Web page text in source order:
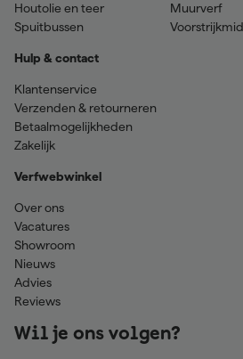
Houtolie en teer
Spuitbussen
Muurverf
Hulp & contact
Klantenservice
Verzenden & retourneren
Betaalmogelijkheden
Zakelijk
Verfwebwinkel
Over ons
Vacatures
Showroom
Nieuws
Advies
Reviews
Wil je ons volgen?